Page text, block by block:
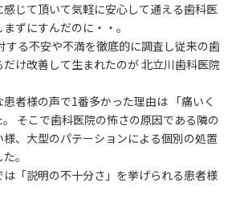
じて頂いて気軽に安心して通える歯科医
ずにすんだのに・・。
する不安や不満を徹底的に調査し従来の歯
け改善して生まれたのが 北立川歯科医院
者様の声で1番多かった理由は 「痛いく
そこで歯科医院の怖さの原因である隣の
、大型のパテーションによる個別の処置
。
「説明の不十分さ」を挙げられる患者様